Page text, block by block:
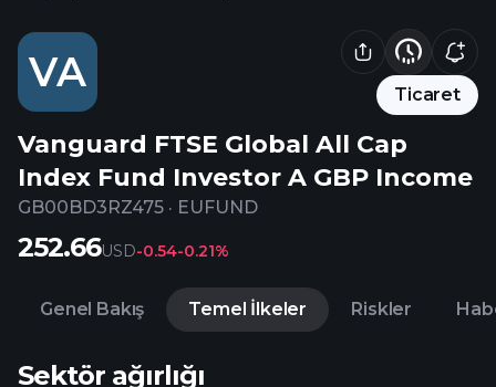
VA Ticaret
Vanguard FTSE Global All Cap
Index Fund Investor A GBP Income
GB00BD3RZ475 · EUFUND
252.66USD-0.54-0.21%
Genel Bakış Temel İlkeler Riskler
Sektör ağırlığı